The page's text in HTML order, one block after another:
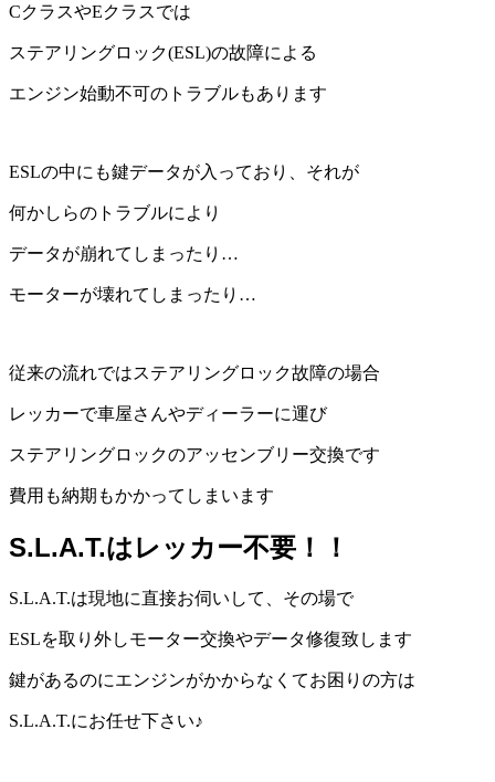
CクラスやEクラスでは
ステアリングロック(ESL)の故障による
エンジン始動不可のトラブルもあります
ESLの中にも鍵データが入っており、それが
何かしらのトラブルにより
データが崩れてしまったり…
モーターが壊れてしまったり…
従来の流れではステアリングロック故障の場合
レッカーで車屋さんやディーラーに運び
ステアリングロックのアッセンブリー交換です
費用も納期もかかってしまいます
S.L.A.T.はレッカー不要！！
S.L.A.T.は現地に直接お伺いして、その場で
ESLを取り外しモーター交換やデータ修復致します
鍵があるのにエンジンがかからなくてお困りの方は
S.L.A.T.にお任せ下さい♪